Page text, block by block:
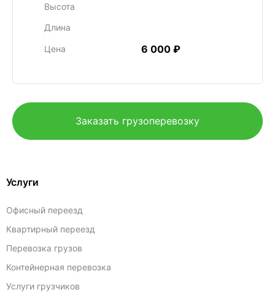
Высота
Длина
Цена 6 000 ₽
Заказать грузоперевозку
Услуги
Офисный переезд
Квартирный переезд
Перевозка грузов
Контейнерная перевозка
Услуги грузчиков